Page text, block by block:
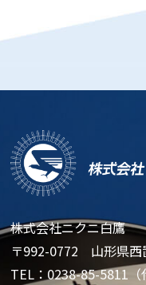
株式会社ニクニ白鷹
〒992-0772 山形県西
TEL：0238-85-5811（